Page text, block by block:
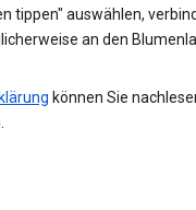
tippen" auswählen,
an den
können Sie